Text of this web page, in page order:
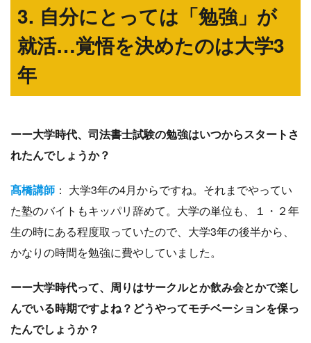
3. 自分にとっては「勉強」が
就活…覚悟を決めたのは大学3
年
ーー大学時代、司法書士試験の勉強はいつからスタートさ
れたんでしょうか？
髙橋講師 ： 大学3年の4月からですね。それまでやってい
た塾のバイトもキッパリ辞めて。大学の単位も、１・２年
生の時にある程度取っていたので、大学3年の後半から、
かなりの時間を勉強に費やしていました。
ーー大学時代って、周りはサークルとか飲み会とかで楽し
んでいる時期ですよね？どうやってモチベーションを保っ
たんでしょうか？